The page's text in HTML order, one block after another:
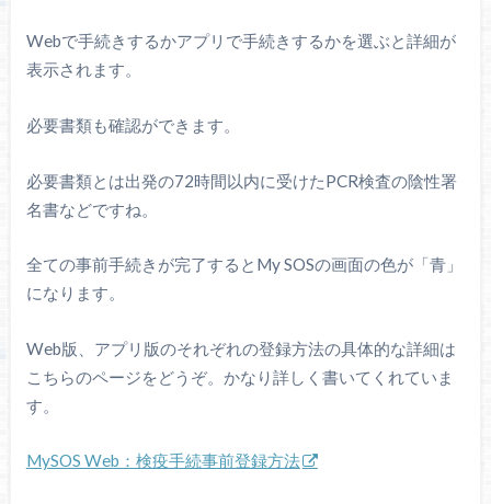
Webで手続きするかアプリで手続きするかを選ぶと詳細が
表示されます。
必要書類も確認ができます。
必要書類とは出発の72時間以内に受けたPCR検査の陰性署
名書などですね。
全ての事前手続きが完了するとMy SOSの画面の色が「青」
になります。
Web版、アプリ版のそれぞれの登録方法の具体的な詳細は
こちらのページをどうぞ。かなり詳しく書いてくれていま
す。
MySOS Web：検疫手続事前登録方法